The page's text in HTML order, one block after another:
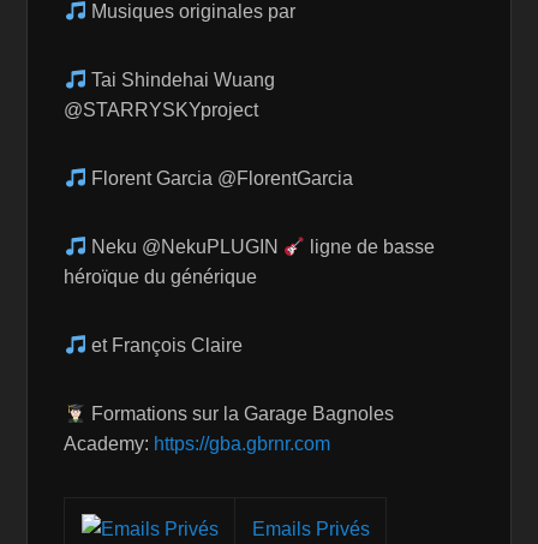
Musiques originales par
Tai Shindehai Wuang
@STARRYSKYproject
Florent Garcia @FlorentGarcia
Neku @NekuPLUGIN
ligne de basse
héroïque du générique
et François Claire
Formations sur la Garage Bagnoles
Academy: https://gba.gbrnr.com
Emails Privés